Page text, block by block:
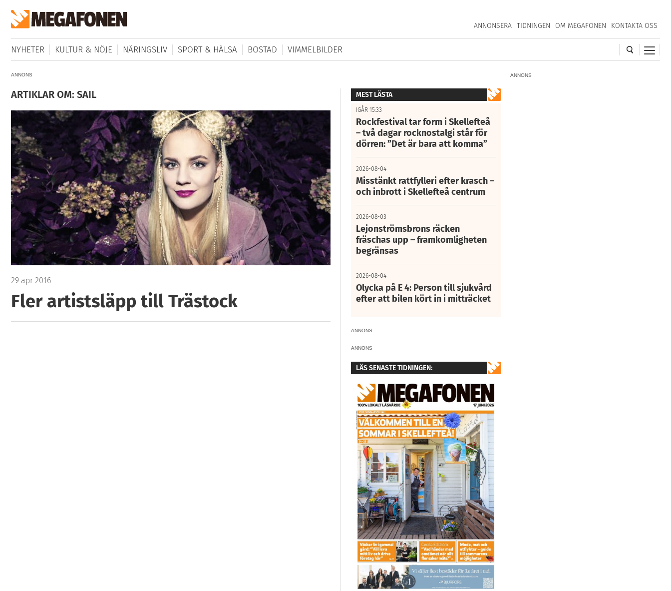
ANNONSERA TIDNINGEN OM MEGAFONEN KONTAKTA OSS
NYHETER KULTUR & NÖJE NÄRINGSLIV SPORT & HÄLSA BOSTAD VIMMELBILDER
ANNONS
ANNONS
ARTIKLAR OM: SAIL
29 apr 2016
Fler artistsläpp till Trästock
MEST LÄSTA
IGÅR 15:33
Rockfestival tar form i Skellefteå
– två dagar rocknostalgi står för
dörren: ”Det är bara att komma”
2026-08-04
Misstänkt rattfylleri efter krasch –
och inbrott i Skellefteå centrum
2026-08-03
Lejonströmsbrons räcken
fräschas upp – framkomligheten
begränsas
2026-08-04
Olycka på E 4: Person till sjukvård
efter att bilen kört in i mitträcket
ANNONS
ANNONS
LÄS SENASTE TIDNINGEN: